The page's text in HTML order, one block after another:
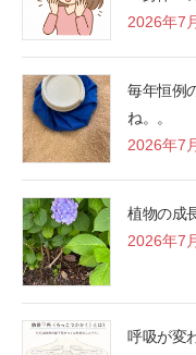
2026年7
毎年恒例
ね。。
2026年7
植物の成
2026年7
呼吸が変